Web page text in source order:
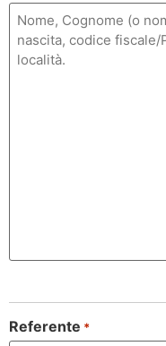
Referente *